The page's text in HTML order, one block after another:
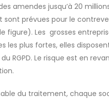
amendes jusqu’à 20
sont prévues pour le
figure). Les grosses
les plus fortes, elles
RGPD. Le risque est en
du traitement, chaque